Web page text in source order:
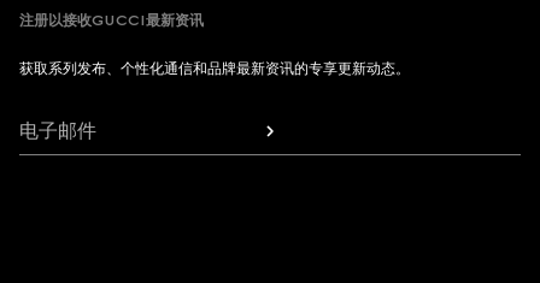
注册以接收GUCCI最新资讯
获取系列发布、个性化通信和品牌最新资讯的专享更新动态。
电子邮件